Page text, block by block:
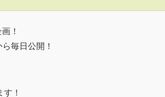
！
毎日公開！
！